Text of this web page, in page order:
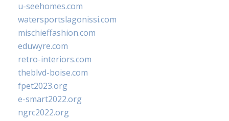
u-seehomes.com
watersportslagonissi.com
mischieffashion.com
eduwyre.com
retro-interiors.com
theblvd-boise.com
fpet2023.org
e-smart2022.org
ngrc2022.org